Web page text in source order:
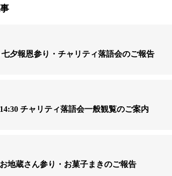
七夕報恩参り・チャリティ落語会のご報告
チャリティ落語会一般観覧のご案内
地蔵さん参り・お菓子まきのご報告